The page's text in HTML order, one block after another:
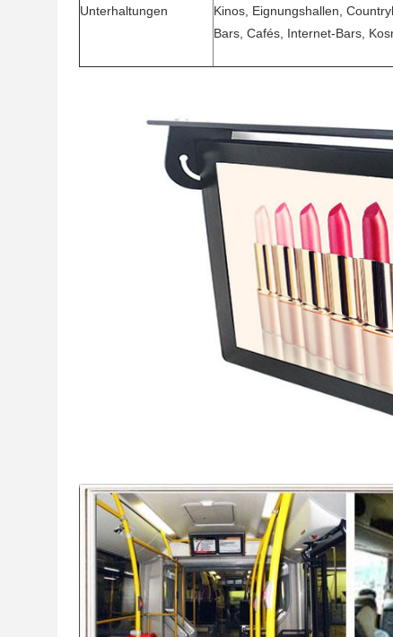
Unterhaltungen
Kinos, Eignungshallen,
Bars, Cafés, Internet-Bars,